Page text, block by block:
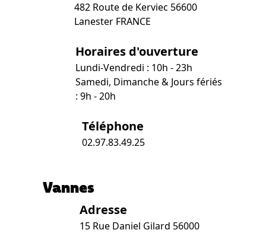
482 Route de Kerviec 56600
Lanester FRANCE
Horaires d'ouverture
Lundi-Vendredi : 10h - 23h
Samedi, Dimanche & Jours fériés
: 9h - 20h
Téléphone
02.97.83.49.25
Vannes
Adresse
15 Rue Daniel Gilard 56000